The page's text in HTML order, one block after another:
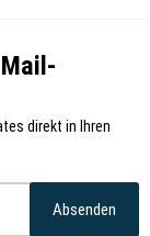
direkt in Ihren
Absenden